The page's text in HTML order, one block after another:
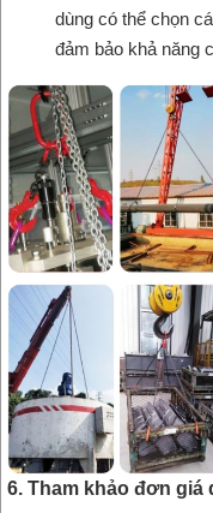
dùng có thể chọn
đảm bảo khả năng
6. Tham khảo đơn